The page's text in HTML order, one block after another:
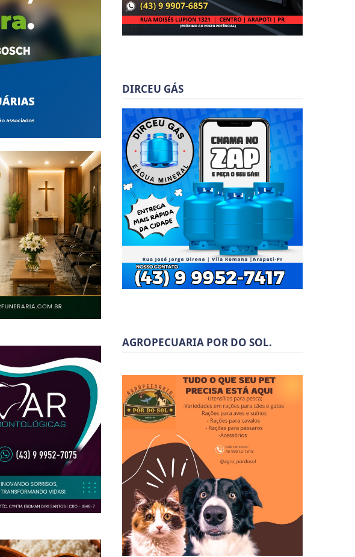
DIRCEU GÁS
AGROPECUARIA POR DO SOL.